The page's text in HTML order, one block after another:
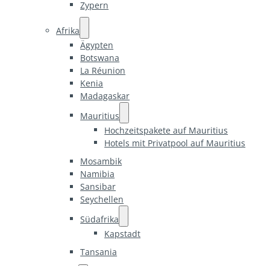
Zypern
Afrika
Ägypten
Botswana
La Réunion
Kenia
Madagaskar
Mauritius
Hochzeitspakete auf Mauritius
Hotels mit Privatpool auf Mauritius
Mosambik
Namibia
Sansibar
Seychellen
Südafrika
Kapstadt
Tansania